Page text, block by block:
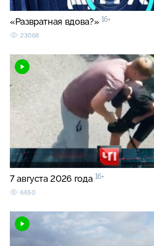
«Развратная вдова?» 16+
23068
7 августа 2026 года 16+
6650